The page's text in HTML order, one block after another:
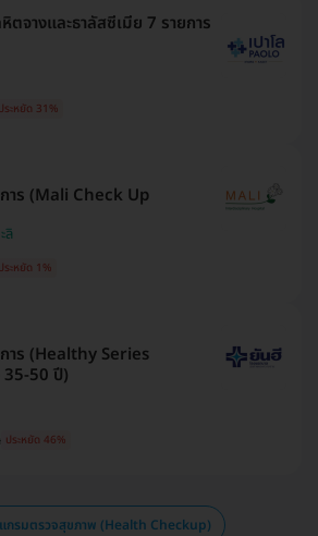
ตจางและธาลัสซีเมีย 7 รายการ
ประหยัด 31%
าร (Mali Check Up
ลิ
ประหยัด 1%
าร (Healthy Series
50 ปี)
ประหยัด 46%
กรมตรวจสุขภาพ (Health Checkup)